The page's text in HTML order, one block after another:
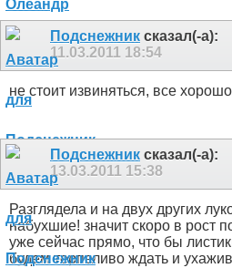
Подснежник сказал(-а):
11.03.2011 18:54
не стоит извиняться, все
Подснежник сказал(-а):
13.03.2011 15:38
Разглядела и на двух других
набухшие! значит скоро в рост
уже сейчас прямо, что бы
будем терпеливо ждать и